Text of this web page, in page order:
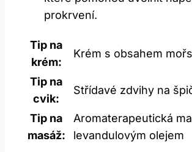
prokrvení.
Tip na
krém:
Krém s⁣ obsahem
Tip na⁤
cvik:
Střídavé zdvihy na
Tip na
masáž:
Aromaterapeutická
levandulovým olejem